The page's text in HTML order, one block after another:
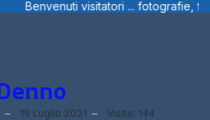
filmini e ... dal Trentino, dalla
19 Luglio 2021 Visite: 144